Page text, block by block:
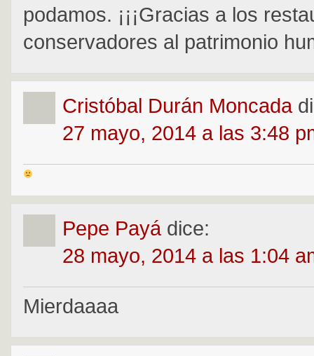
podamos. ¡¡¡Gracias a los
conservadores al patrimonio
Cristóbal Durán Moncada
27 mayo, 2014 a las 3:48
Pepe Payá dice:
28 mayo, 2014 a las 1:04
Mierdaaaa